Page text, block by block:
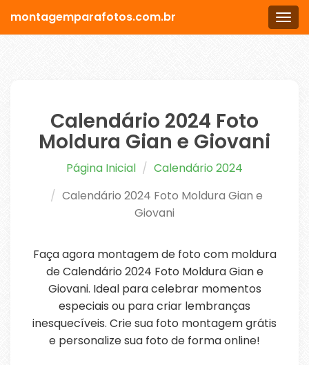
Menu
montagemparafotos.com.br
Calendário 2024 Foto
Moldura Gian e Giovani
Página Inicial
Calendário 2024
Calendário 2024 Foto Moldura Gian e
Giovani
Faça agora montagem de foto com moldura
de Calendário 2024 Foto Moldura Gian e
Giovani. Ideal para celebrar momentos
especiais ou para criar lembranças
inesquecíveis. Crie sua foto montagem grátis
e personalize sua foto de forma online!